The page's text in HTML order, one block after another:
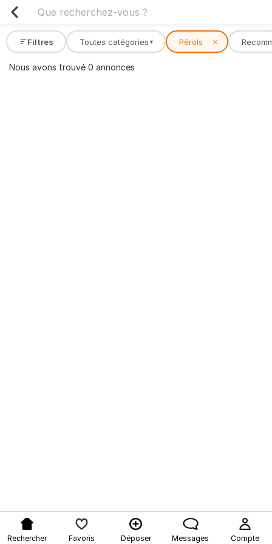
Filtres Toutes catégories ▾ Pérols ✕
Nous avons trouvé 0 annonces
Rechercher Favoris Déposer Messages Compte